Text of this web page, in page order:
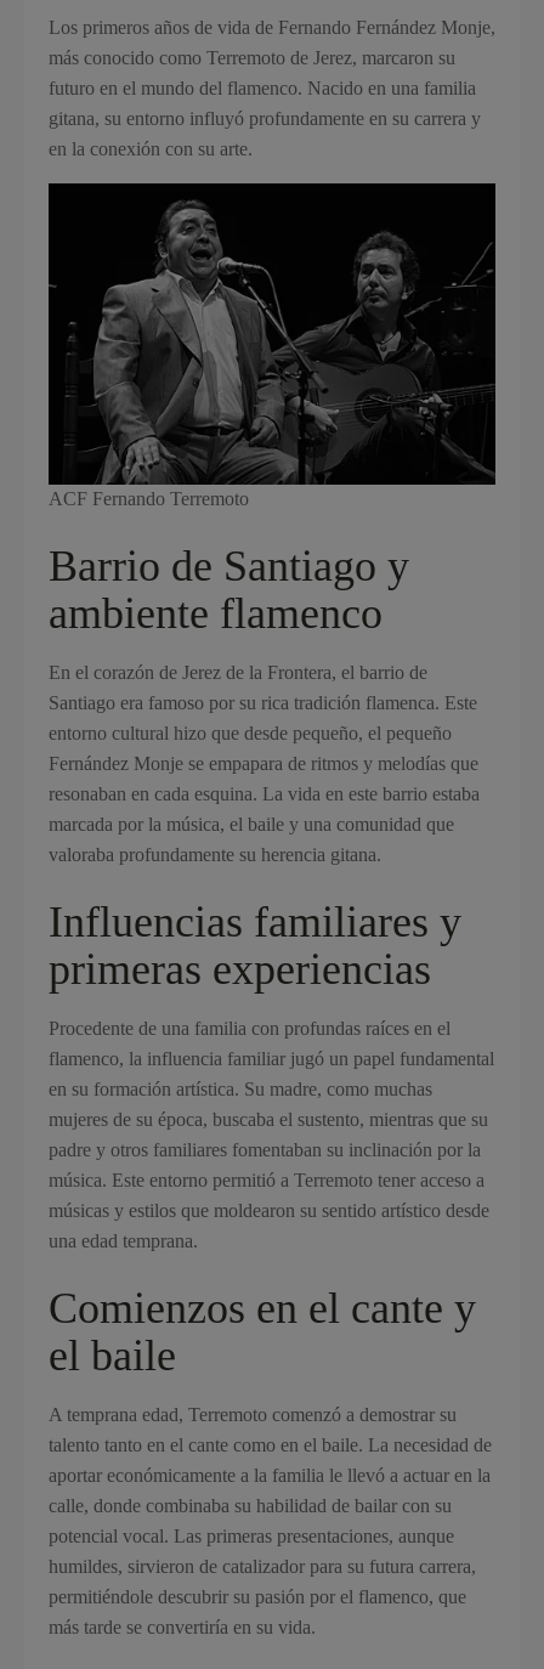
Los primeros años de vida de Fernando Fernández Monje,
más conocido como Terremoto de Jerez, marcaron su
futuro en el mundo del flamenco. Nacido en una familia
gitana, su entorno influyó profundamente en su carrera y
en la conexión con su arte.
ACF Fernando Terremoto
Barrio de Santiago y
ambiente flamenco
En el corazón de Jerez de la Frontera, el barrio de
Santiago era famoso por su rica tradición flamenca. Este
entorno cultural hizo que desde pequeño, el pequeño
Fernández Monje se empapara de ritmos y melodías que
resonaban en cada esquina. La vida en este barrio estaba
marcada por la música, el baile y una comunidad que
valoraba profundamente su herencia gitana.
Influencias familiares y
primeras experiencias
Procedente de una familia con profundas raíces en el
flamenco, la influencia familiar jugó un papel fundamental
en su formación artística. Su madre, como muchas
mujeres de su época, buscaba el sustento, mientras que su
padre y otros familiares fomentaban su inclinación por la
música. Este entorno permitió a Terremoto tener acceso a
músicas y estilos que moldearon su sentido artístico desde
una edad temprana.
Comienzos en el cante y
el baile
A temprana edad, Terremoto comenzó a demostrar su
talento tanto en el cante como en el baile. La necesidad de
aportar económicamente a la familia le llevó a actuar en la
calle, donde combinaba su habilidad de bailar con su
potencial vocal. Las primeras presentaciones, aunque
humildes, sirvieron de catalizador para su futura carrera,
permitiéndole descubrir su pasión por el flamenco, que
más tarde se convertiría en su vida.